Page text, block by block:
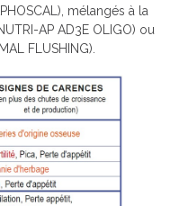
mélangés à la
AP AD3E OLIGO) ou
FLUSHING).